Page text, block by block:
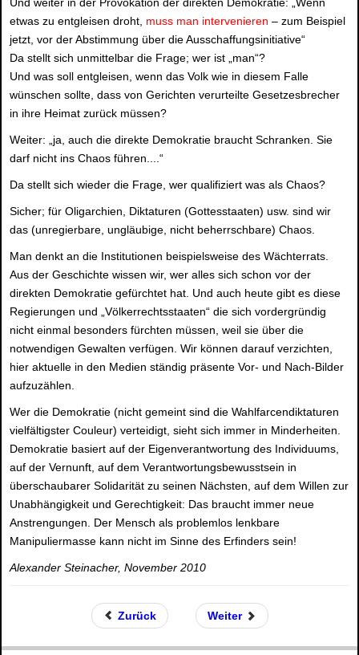
etwas zu entgleisen droht, muss man intervenieren – zum Beispiel
jetzt, vor der Abstimmung über die Ausschaffungsinitiative“
Da stellt sich unmittelbar die Frage; wer ist „man“?
Und was soll entgleisen, wenn das Volk wie in diesem Falle
wünschen sollte, dass von Gerichten verurteilte Gesetzesbrecher
in ihre Heimat zurück müssen?
Weiter: „ja, auch die direkte Demokratie braucht Schranken. Sie
darf nicht ins Chaos führen....“
Da stellt sich wieder die Frage, wer qualifiziert was als Chaos?
Sicher; für Oligarchien, Diktaturen (Gottesstaaten) usw. sind wir
das (unregierbare, ungläubige, nicht beherrschbare) Chaos.
Man denkt an die Institutionen beispielsweise des Wächterrats.
Aus der Geschichte wissen wir, wer alles sich schon vor der
direkten Demokratie gefürchtet hat. Und auch heute gibt es diese
Regierungen und „Völkerrechtsstaaten“ die sich vordergründig
nicht einmal besonders fürchten müssen, weil sie über die
notwendigen Gewalten verfügen. Wir können darauf verzichten,
hier aktuelle in den Medien ständig präsente Vor- und Nach-Bilder
aufzuzählen.
Wer die Demokratie (nicht gemeint sind die Wahlfarcendiktaturen
vielfältigster Couleur) verteidigt, sieht sich immer in Minderheiten.
Demokratie basiert auf der Eigenverantwortung des Individuums,
auf der Vernunft, auf dem Verantwortungsbewusstsein in
überschaubarer Solidarität zu seinen Nächsten, auf dem Willen zur
Unabhängigkeit und Gerechtigkeit: Das braucht immer neue
Anstrengungen. Der Mensch als problemlos lenkbare
Manipuliermasse kann nicht im Sinne des Erfinders sein!
Alexander Steinacher, November 2010
Zurück Weiter